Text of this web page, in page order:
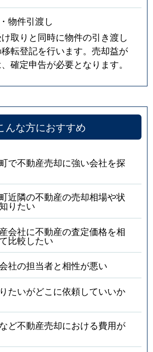
物件引渡し
取りと同時に物件の引き渡し
転登記を行います。売却益が
確定申告が必要となります。
んな方におすすめ
で不動産売却に強い会社を探
近隣の不動産の売却相場や状
りたい
会社に不動産の査定価格を相
比較したい
社の担当者と相性が悪い
たいがどこに依頼していいか
ど不動産売却における費用が